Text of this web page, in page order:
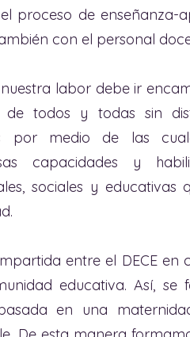
proceso de enseñanza-
con el personal
labor debe ir
de todos y todas sin
por medio de las
capacidades y
sociales y educativas
entre el DECE en
educativa. Así, se
en una